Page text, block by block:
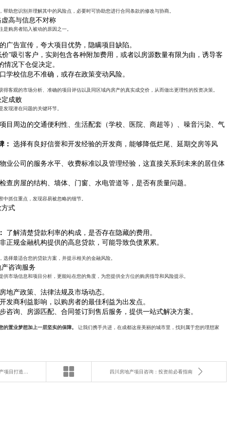
助您识别并理解其中的风险点，必要时可协助您进行合同条款的修改与协商。
高与信息不对称
购房者陷入被动的原因之一。
广告宣传，夸大项目优势，隐瞒项目缺陷。
价”吸引客户，实则包含各种附加费用，或者以房源数量有限为由，诱导客
况下仓促决定。
学校信息不准确，或存在政策变动风险。
获得客观的市场分析、准确的项目评估以及同区域内房产的真实成交价，从而做出更理性的投资决策。
成败
现潜在问题的关键环节。
目周边的交通便利性、生活配套（学校、医院、商超等）、噪音污染、气
： 选择有良好信誉和开发经验的开发商，能够降低烂尾、延期交房等风
业公司的服务水平、收费标准以及管理经验，这直接关系到未来的居住体
查房屋的结构、墙体、门窗、水电管道等，是否有质量问题。
抓住重点，发现容易被忽略的细节。
式
了解清楚贷款利率的构成，是否存在隐藏的费用。
正规金融机构提供的高息贷款，可能导致负债累累。
择最适合您的贷款方案，并提示相关的金融风险。
咨询服务
市场信息和项目分析，更能站在您的角度，为您提供全方位的购房指导和风险提示。
地产政策、法律法规及市场动态。
发商利益影响，以购房者的最佳利益为出发点。
咨询、房源匹配、合同签订到售后服务，提供一站式解决方案。
置业梦想加上一层坚实的保障。
让我们携手共进，在成都这座美丽的城市里，找到属于您的理想家
市场营销策划：如何为房地产项目打造成功的营销策略？ 四川房地产项目咨询：投资前必看指南